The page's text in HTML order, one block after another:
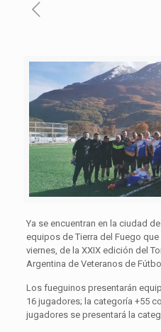
Ya se encuentran en la ciudad
equipos de Tierra del Fuego
viernes, de la XXIX edición del
Argentina de Veteranos de Fútbol.
Los fueguinos presentarán
16 jugadores; la categoría +55
jugadores se presentará la